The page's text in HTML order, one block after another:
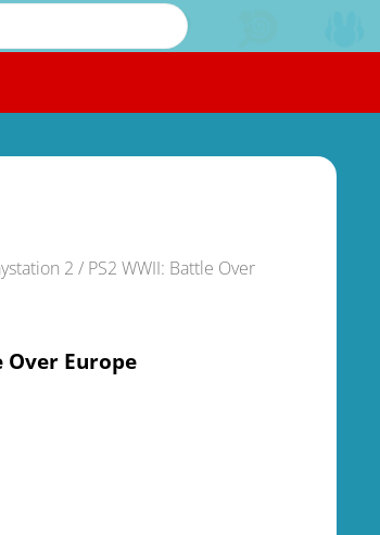
2 / PS2 WWII: Battle Over
Over Europe